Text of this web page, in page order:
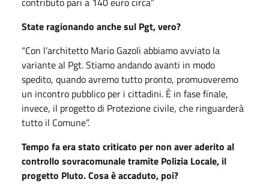
State ragionando anche sul Pgt, vero?
“Con l’architetto Mario Gazoli abbiamo avviato la
variante al Pgt. Stiamo andando avanti in modo
spedito, quando avremo tutto pronto, promuoveremo
un incontro pubblico per i cittadini. È in fase finale,
invece, il progetto di Protezione civile, che ringuarderà
tutto il Comune”.
Tempo fa era stato criticato per non aver aderito al
controllo sovracomunale tramite Polizia Locale, il
progetto Pluto. Cosa è accaduto, poi?